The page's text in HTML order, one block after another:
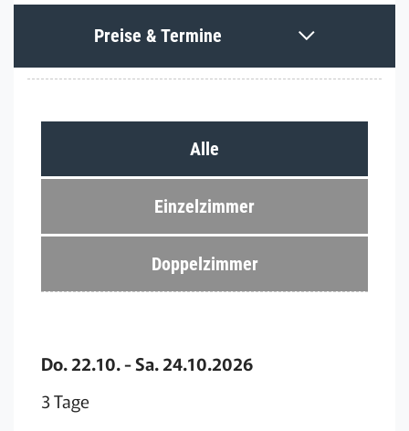
Preise & Termine
Alle
Einzelzimmer
Doppelzimmer
Do. 22.10. - Sa. 24.10.2026
3 Tage